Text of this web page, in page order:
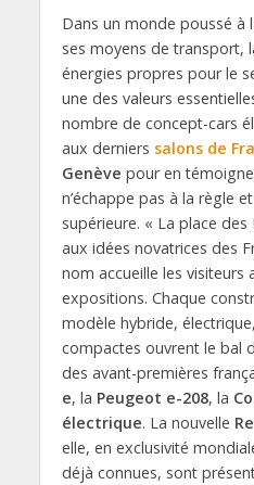
Dans un monde poussé
ses moyens de transport,
énergies propres pour le
une des valeurs
nombre de concept-cars
aux derniers salons de
Genève pour en
n’échappe pas à la règle
supérieure. « La place
aux idées novatrices des
nom accueille les visiteurs
expositions. Chaque
modèle hybride,
compactes ouvrent le bal
des avant-premières
e, la Peugeot e-208, la
électrique. La nouvelle
elle, en exclusivité
déjà connues, sont